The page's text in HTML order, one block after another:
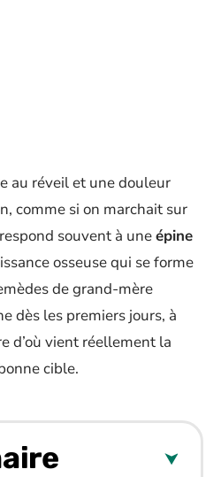
au réveil et une douleur
comme si on marchait sur
souvent à uneépine
osseuse qui se forme
de grand-mère
dès les premiers jours, à
d’où vient réellement la
cible.